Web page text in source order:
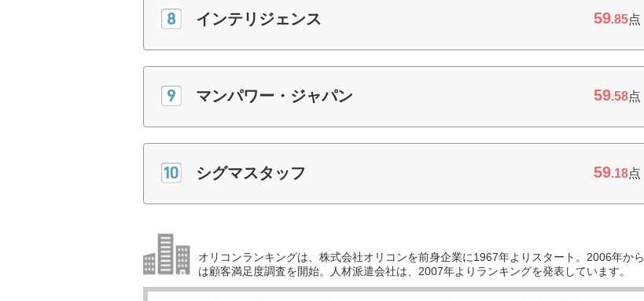
インテリジェンス 59.85点
マンパワー・ジャパン 59.58点
シグマスタッフ 59.18点
オリコンランキングは、株式会社オリコンを前身企業に1967年よりスタート。2006年から
は顧客満足度調査を開始。人材派遣会社は、2007年よりランキングを発表しています。